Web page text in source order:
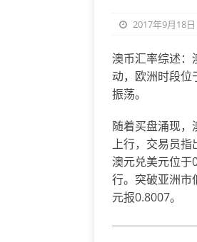
2017年9月18
澳币汇率综述
动，欧洲时段位
振荡。
随着买盘涌现
上行，交易员指
澳元兑美元位
行。突破亚洲
元报0.8007。